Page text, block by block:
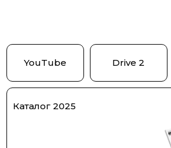
YouTube Drive 2
Каталог 2025